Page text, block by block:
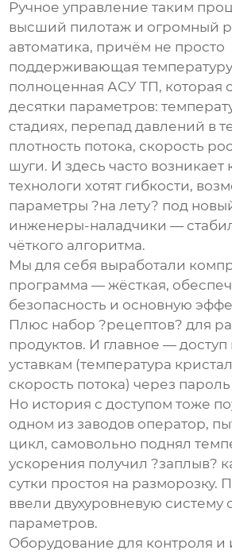
Ручное управление таким
высший пилотаж и огромный
автоматика, причём не просто
поддерживающая
полноценная АСУ ТП, которая
десятки параметров:
стадиях, перепад давлений в
плотность потока, скорость
шуги. И здесь часто возникает
технологи хотят гибкости,
параметры ?на лету? под
инженеры-наладчики —
чёткого алгоритма.
Мы для себя выработали
программа — жёсткая,
безопасность и основную
Плюс набор ?рецептов? для
продуктов. И главное —
уставкам (температура
скорость потока) через
Но история с доступом тоже
одном из заводов оператор,
цикл, самовольно поднял
ускорения получил ?заплыв?
сутки простоя на разморозку.
ввели двухуровневую систему
параметров.
Оборудование для контроля и